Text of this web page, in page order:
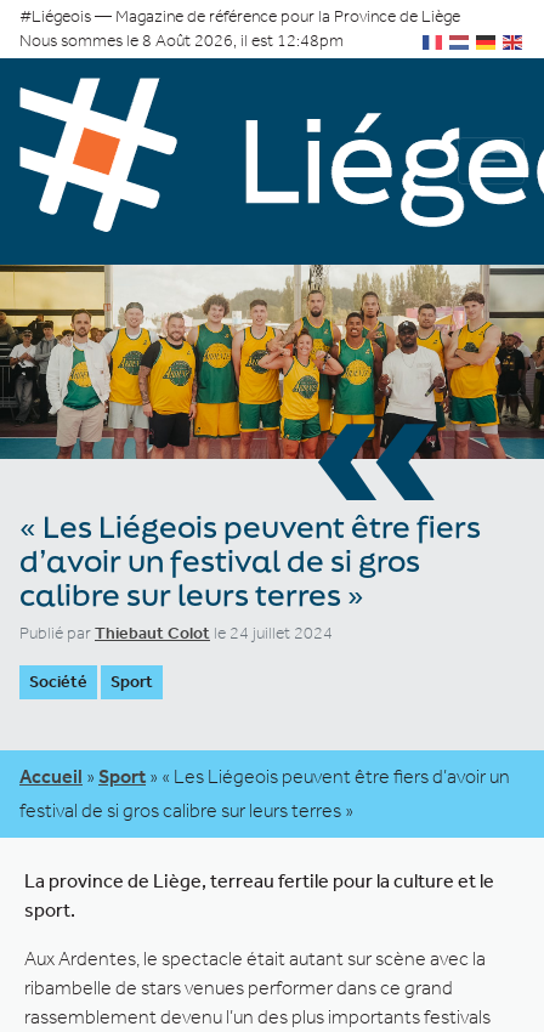
#Liégeois — Magazine de référence pour la Province de Liège
Nous sommes le 8 Août 2026, il est 12:48pm
«
« Les Liégeois peuvent être fiers
d’avoir un festival de si gros
calibre sur leurs terres »
Publié parThiebaut Colot le 24 juillet 2024
Société Sport
Accueil » Sport » « Les Liégeois peuvent être fiers d’avoir un
festival de si gros calibre sur leurs terres »
La province de Liège, terreau fertile pour la culture et le
sport.
Aux Ardentes, le spectacle était autant sur scène avec la
ribambelle de stars venues performer dans ce grand
rassemblement devenu l’un des plus importants festivals